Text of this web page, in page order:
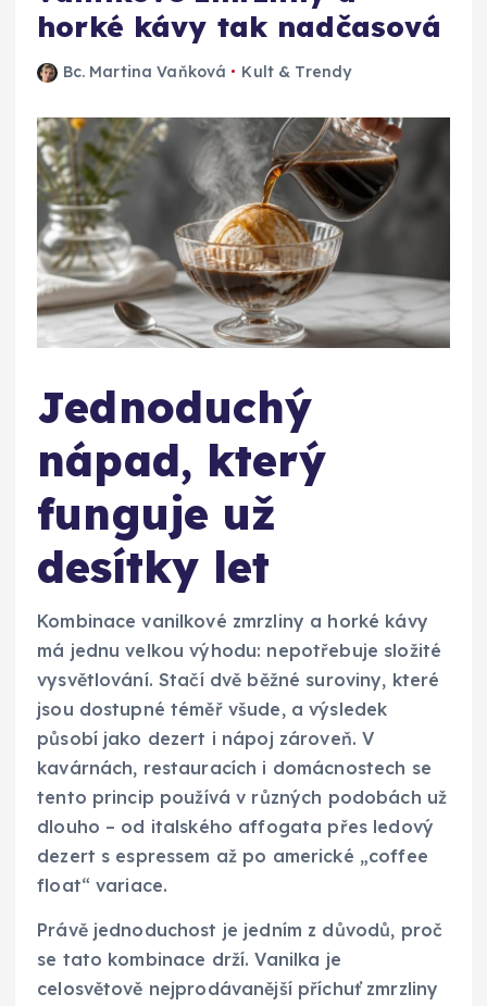
horké kávy tak nadčasová
Bc. Martina Vaňková Kult & Trendy
Jednoduchý
nápad, který
funguje už
desítky let
Kombinace vanilkové zmrzliny a horké kávy
má jednu velkou výhodu: nepotřebuje složité
vysvětlování. Stačí dvě běžné suroviny, které
jsou dostupné téměř všude, a výsledek
působí jako dezert i nápoj zároveň. V
kavárnách, restauracích i domácnostech se
tento princip používá v různých podobách už
dlouho – od italského affogata přes ledový
dezert s espressem až po americké „coffee
float“ variace.
Právě jednoduchost je jedním z důvodů, proč
se tato kombinace drží. Vanilka je
celosvětově nejprodávanější příchuť zmrzliny